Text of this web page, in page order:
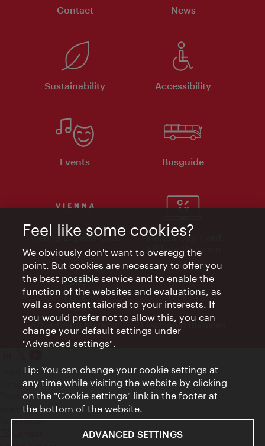
Contact News
Sustainability Accessibility
Events Busguide
Vienna Experts Club
Vienna City Card
Affiliate Program
Advertising Material Electronic Invoices
Legal notice
Privacy policy
Terms of Use
Site map
Accessibility
Feel like some cookies?
We obviously don't want to overegg the
point. But cookies are necessary to offer you
the best possible service and to enable the
function of the websites and evaluations, as
well as content tailored to your interests. If
you would prefer not to allow this, you can
change your default settings under
"Advanced settings".
Tip: You can change your cookie settings at
any time while visiting the website by clicking
on the "Cookie settings" link in the footer at
the bottom of the website.
ADVANCED SETTINGS